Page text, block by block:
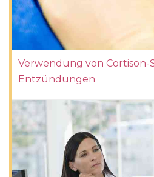
Verwendung von Cortison-
Entzündungen